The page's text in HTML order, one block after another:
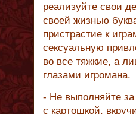
реализуйте свои
своей жизнью
пристрастие к
сексуальную
во все тяжкие, а
глазами игромана.
- Не выполняйте
с картошкой,